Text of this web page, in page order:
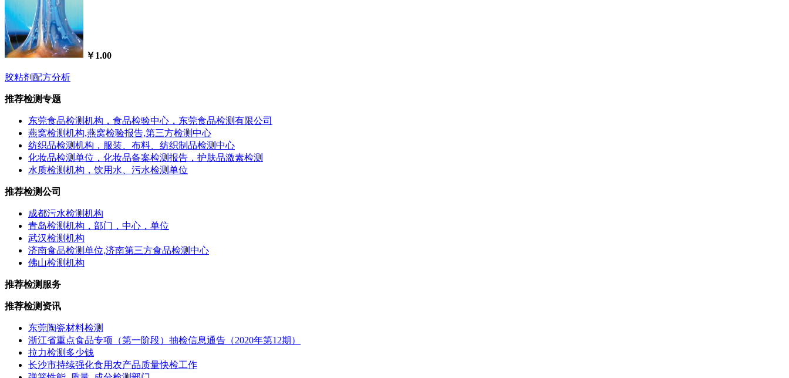
￥1.00
胶粘剂配方分析
推荐检测专题
东莞食品检测机构，食品检验中心，东莞食品检测有限公司
燕窝检测机构,燕窝检验报告,第三方检测中心
纺织品检测机构，服装、布料、纺织制品检测中心
化妆品检测单位，化妆品备案检测报告，护肤品激素检测
水质检测机构，饮用水、污水检测单位
推荐检测公司
成都污水检测机构
青岛检测机构，部门，中心，单位
武汉检测机构
济南食品检测单位,济南第三方食品检测中心
佛山检测机构
推荐检测服务
推荐检测资讯
东莞陶瓷材料检测
浙江省重点食品专项（第一阶段）抽检信息通告（2020年第12期）
拉力检测多少钱
长沙市持续强化食用农产品质量快检工作